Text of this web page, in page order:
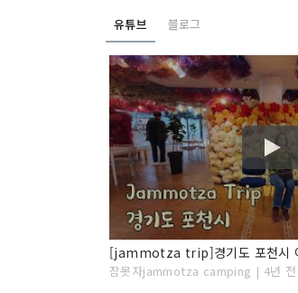
유튜브 블로그
[jammotza trip]경기도 포천시
잠못자jammotza camping | 4년 전